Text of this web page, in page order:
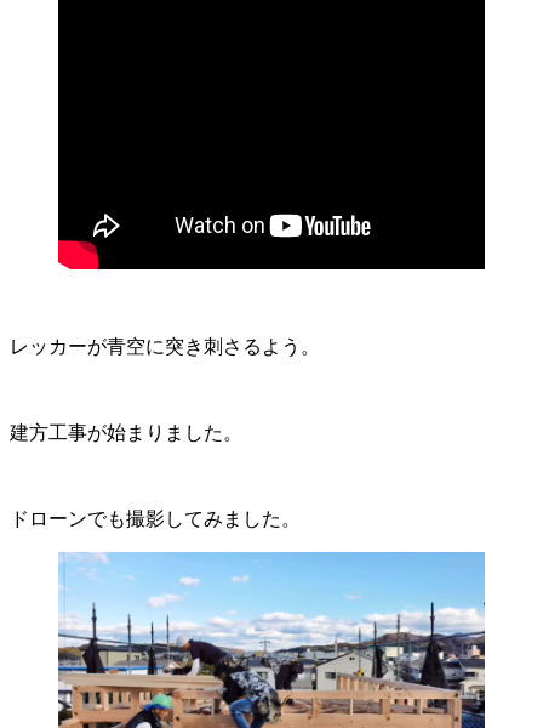
レッカーが青空に突き刺さるよう。
建方工事が始まりました。
ドローンでも撮影してみました。